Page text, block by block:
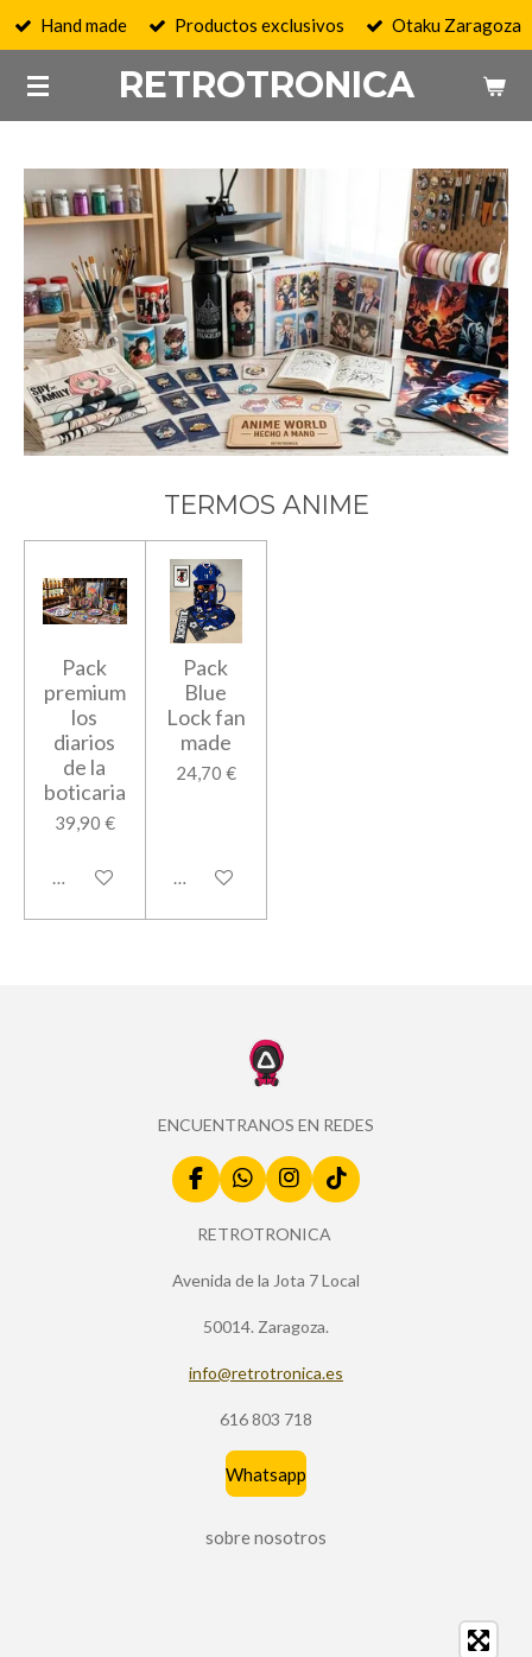
Ir
contenido
principal
RETROTRONICA
Hand made Productos exclusivos Otaku Zaragoza
TERMOS ANIME
Pack
premium
los
diarios
de la
boticaria
39,90 €
Añadir al carrito
Pack
Blue
Lock fan
made
24,70 €
Añadir al carrito
ENCUENTRANOS EN REDES
F
a
c
b
W
h
a
s
p
p
I
n
s
a
a
T
i
o
RETROTRONICA
Avenida de la Jota 7 Local
50014. Zaragoza.
info@retrotronica.es
616 803 718
Whatsapp
sobre nosotros